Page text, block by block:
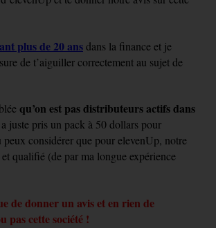
plus de 20 ansdans la finance et je
de t’aiguiller correctement au sujet de
qu’on est pas distributeurs actifs dans
juste pris un pack à 50 dollars pour
peux considérer que pour elevenUp, notre
qualifié (de par ma longue expérience
de donner un avis et en rien de
pas cette société !